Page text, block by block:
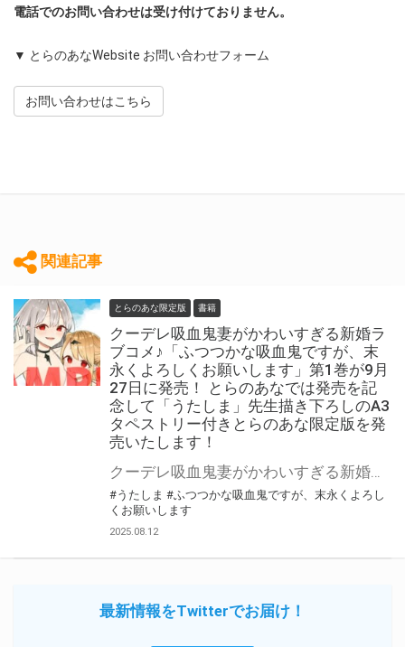
電話でのお問い合わせは受け付けておりません。
▼ とらのあなWebsite お問い合わせフォーム
お問い合わせはこちら
関連記事
とらのあな限定版 書籍
クーデレ吸血鬼妻がかわいすぎる新婚ラ
ブコメ♪「ふつつかな吸血鬼ですが、末
永くよろしくお願いします」第1巻が9月
27日に発売！ とらのあなでは発売を記
念して「うたしま」先生描き下ろしのA3
タペストリー付きとらのあな限定版を発
売いたします！
#うたしま #ふつつかな吸血鬼ですが、末永くよろし
くお願いします
2025.08.12
最新情報をTwitterでお届け！